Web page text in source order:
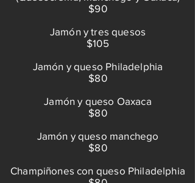
$90
Jamón y tres quesos
$105
Jamón y queso Philadelphia
$80
Jamón y queso Oaxaca
$80
Jamón y queso manchego
$80
Champiñones con queso Philadelphia